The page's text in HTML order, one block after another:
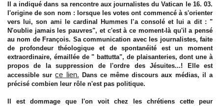
Il a indiqué dans sa rencontre aux journalistes du Vatican le 16. 03.
l'origine de son nom : lorsque les votes ont commencé à s'orienter
vers lui, son ami le cardinal Hummes l'a consolé et lui a dit : "
N'oublie jamais les pauvres", et c'est à ce moment-là qu'il a pensé
au nom de François. Sa communication avec les journalistes, faite
de profondeur théologique et de spontanéité est un moment
extraordinaire, émaillée de " battutta", de plaisanteries, dont une à
propos de la suppression de l'ordre des Jésuites...! Elle est
accessible surce lien. Dans ce même discours aux médias, il a
précisé combien leur rôle n'est pas politique.
Il est dommage que l'on voit chez les chrétiens cette peur